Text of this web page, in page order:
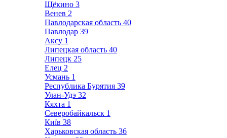
Щёкино 3
Венев 2
Павлодарская область 40
Павлодар 39
Аксу 1
Липецкая область 40
Липецк 25
Елец 2
Усмань 1
Республика Бурятия 39
Улан-Удэ 32
Кяхта 1
Северобайкальск 1
Київ 38
Харьковская область 36